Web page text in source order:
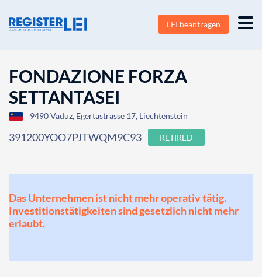
LEI beantragen
FONDAZIONE FORZA
SETTANTASEI
9490 Vaduz, Egertastrasse 17, Liechtenstein
391200YOO7PJTWQM9C93 RETIRED
Das Unternehmen ist nicht mehr operativ tätig.
Investitionstätigkeiten sind gesetzlich nicht mehr
erlaubt.